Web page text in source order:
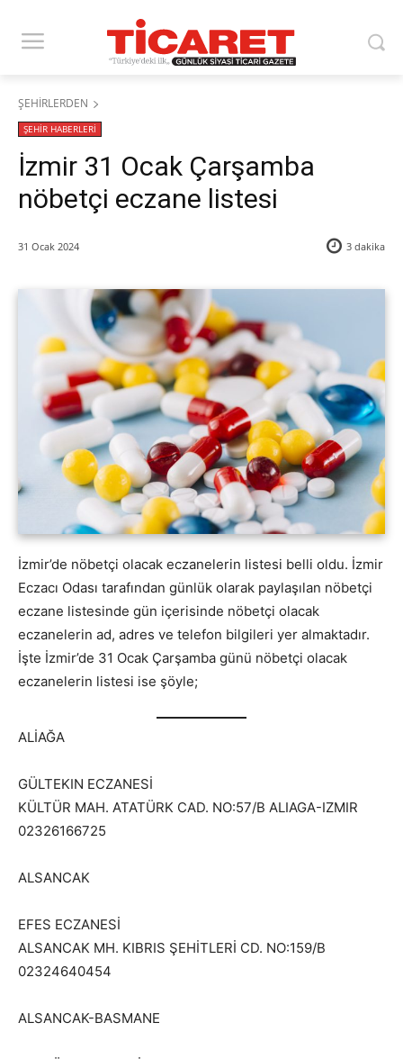
ŞEHİRLERDEN
ŞEHİR HABERLERİ
İzmir 31 Ocak Çarşamba
nöbetçi eczane listesi
31 Ocak 2024 3 dakika
İzmir’de nöbetçi olacak eczanelerin listesi belli oldu. İzmir
Eczacı Odası tarafından günlük olarak paylaşılan nöbetçi
eczane listesinde gün içerisinde nöbetçi olacak
eczanelerin ad, adres ve telefon bilgileri yer almaktadır.
İşte İzmir’de 31 Ocak Çarşamba günü nöbetçi olacak
eczanelerin listesi ise şöyle;
ALİAĞA
GÜLTEKIN ECZANESİ
KÜLTÜR MAH. ATATÜRK CAD. NO:57/B ALIAGA-IZMIR
02326166725
ALSANCAK
EFES ECZANESİ
ALSANCAK MH. KIBRIS ŞEHİTLERİ CD. NO:159/B
02324640454
ALSANCAK-BASMANE